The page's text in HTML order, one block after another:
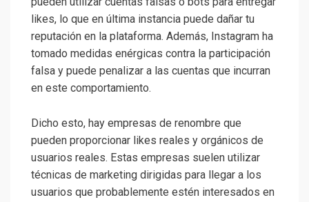
likes, lo que en última instancia puede dañar tu
reputación en la plataforma. Además, Instagram ha
tomado medidas enérgicas contra la participación
falsa y puede penalizar a las cuentas que incurran
en este comportamiento.
Dicho esto, hay empresas de renombre que
pueden proporcionar likes reales y orgánicos de
usuarios reales. Estas empresas suelen utilizar
técnicas de marketing dirigidas para llegar a los
usuarios que probablemente estén interesados en